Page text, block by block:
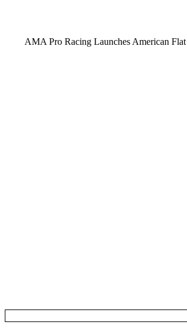
AMA Pro Racing Launches American